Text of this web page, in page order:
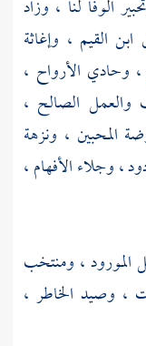
الوفا لنا ، وزاد
ابن القيم ، وإغاثة
، وحادي الأرواح ،
والعمل الصالح ،
المحبين ، ونزهة
، وجلاء الأفهام ،
المورود ، ومنتخب
، وصيد الخاطر ،